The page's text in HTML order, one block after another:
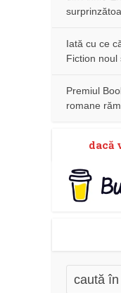
Iată cu ce
Fiction noul
Premiul
romane
dacă